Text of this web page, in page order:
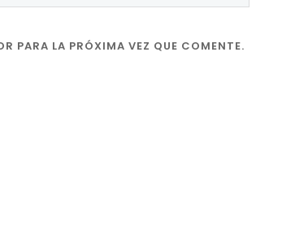
PARA LA PRÓXIMA VEZ QUE COMENTE.